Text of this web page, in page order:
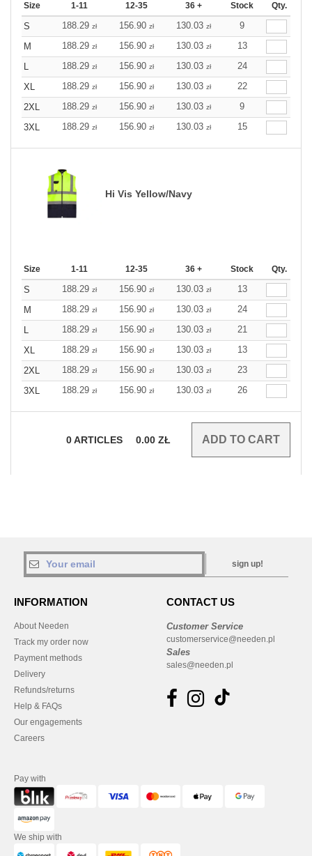
Size 1-11 12-35 36 + Stock Qty.
S 188.29 zł 156.90 zł 130.03 zł
9
M
188.29 zł 156.90 zł 130.03 zł
13
L
188.29 zł 156.90 zł 130.03 zł
24
XL
188.29 zł 156.90 zł 130.03 zł
22
2XL
188.29 zł 156.90 zł 130.03 zł
9
3XL
188.29 zł 156.90 zł 130.03 zł 15
Hi Vis Yellow/Navy
Size 1-11 12-35 36 + Stock Qty.
S 188.29 zł 156.90 zł 130.03 zł
13
M
188.29 zł 156.90 zł 130.03 zł
24
L
188.29 zł 156.90 zł 130.03 zł
21
XL
188.29 zł 156.90 zł 130.03 zł
13
2XL
188.29 zł 156.90 zł 130.03 zł
23
3XL
188.29 zł 156.90 zł 130.03 zł 26
0ARTICLES 0.00 ZŁ
sign up!
INFORMATION
About Needen
Track my order now
Payment methods
Delivery
Refunds/returns
Help & FAQs
Our engagements
Careers
CONTACT US
Customer Service
customerservice@needen.pl
Sales
sales@needen.pl
Pay with
We ship with